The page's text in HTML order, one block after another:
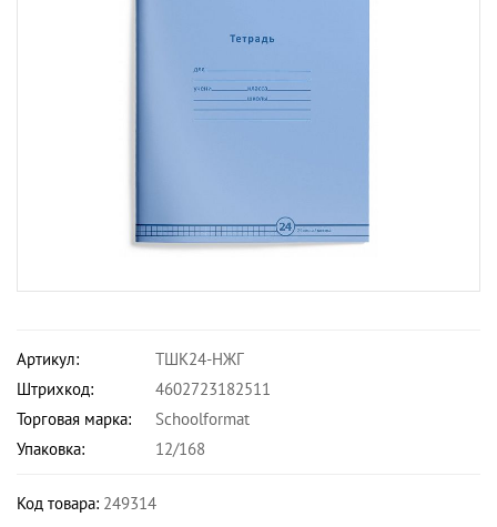
Артикул:
ТШК24-НЖГ
Штрихкод:
4602723182511
Торговая марка:
Schoolformat
Упаковка:
12/168
Код товара: 249314